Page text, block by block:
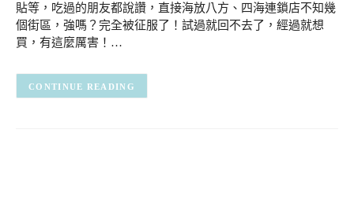
貼等，吃過的朋友都說讚，直接海放八方、四海連鎖店不知幾
個街區，強嗎？完全被征服了！試過就回不去了，經過就想
買，有這麼厲害！…
CONTINUE READING